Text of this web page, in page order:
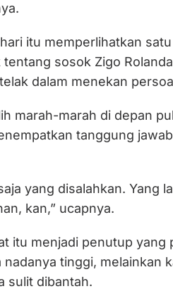
itu memperlihatkan
sosok Zigo
dalam menekan
marah-marah di depan
tanggung
yang disalahkan. Yang
kan,” ucapnya.
itu menjadi penutup yang
nadanya tinggi, melainkan
sulit dibantah.